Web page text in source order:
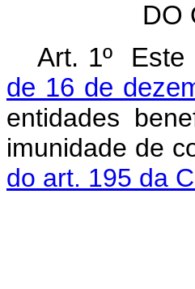
DO
Art. 1º Este
de 16 de
entidades
imunidade de
do art. 195 da